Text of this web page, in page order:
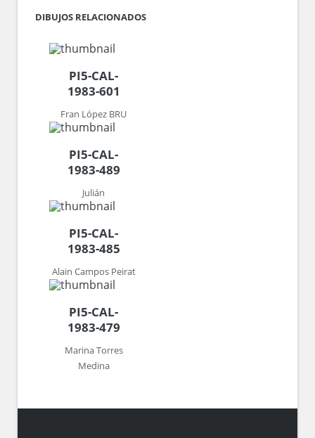
DIBUJOS RELACIONADOS
PI5-CAL-
1983-601
Fran López BRU
PI5-CAL-
1983-489
Julián
PI5-CAL-
1983-485
Alain Campos Peirat
PI5-CAL-
1983-479
Marina Torres
Medina